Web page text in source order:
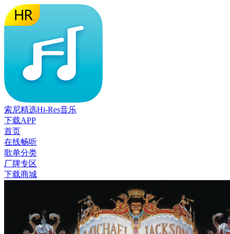
索尼精选Hi-Res音乐
下载APP
首页
在线畅听
歌单分类
厂牌专区
下载商城